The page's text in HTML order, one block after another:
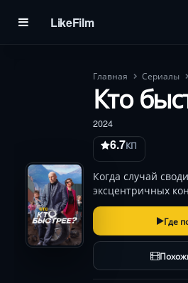
LikeFilm
Главная Сериалы
Кто
2024
6.7КП
Когда случай
эксцентричных
авантюристов-
улицы
подстав и
Каждый поворот —
мышки с
переписы…
Где